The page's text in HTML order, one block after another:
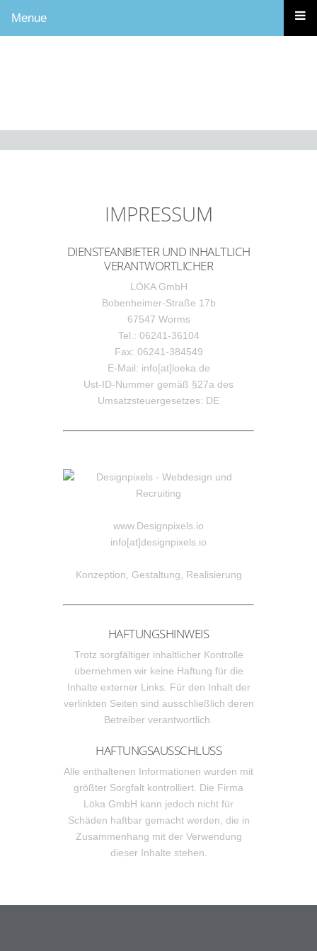
Menue
IMPRESSUM
DIENSTEANBIETER UND INHALTLICH
VERANTWORTLICHER
LÖKA GmbH
Bobenheimer-Straße 17b
67547 Worms
Tel.: 06241-36104
Fax: 06241-384549
E-Mail: info[at]loeka.de
Ust-ID-Nummer gemäß §27a des
Umsatzsteuergesetzes: DE
www.Designpixels.io
info[at]designpixels.io
Konzeption, Gestaltung, Realisierung
HAFTUNGSHINWEIS
Trotz sorgfältiger inhaltlicher Kontrolle
übernehmen wir keine Haftung für die
Inhalte externer Links. Für den Inhalt der
verlinkten Seiten sind ausschließlich deren
Betreiber verantwortlich.
HAFTUNGSAUSSCHLUSS
Alle enthaltenen Informationen wurden mit
größter Sorgfalt kontrolliert. Die Firma
Löka GmbH kann jedoch nicht für
Schäden haftbar gemacht werden, die in
Zusammenhang mit der Verwendung
dieser Inhalte stehen.